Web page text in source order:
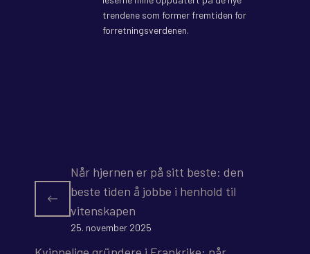
trendene som former fremtiden for
forretningsverdenen.
Når hjernen er på sitt beste: den
beste tiden å jobbe i henhold til
vitenskapen
25. november 2025